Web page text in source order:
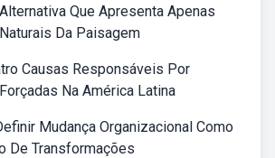
Que Apresenta Apenas
Da Paisagem
Causas Responsáveis Por
Na América Latina
Mudança Organizacional Como
De Transformações